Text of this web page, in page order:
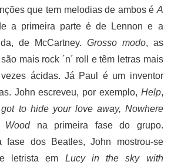
que tem melodias de ambos éA
a primeira parte é de Lennon e a
de McCartney. Grosso modo, as
mais rock ´n´ roll e têm letras mais
ácidas. Já Paul é um inventor
John escreveu, por exemplo, Help,
got to hide your love away, Nowhere
Woodna primeira fase do grupo.
fase dos Beatles, John mostrou-se
letrista em Lucy in the sky with